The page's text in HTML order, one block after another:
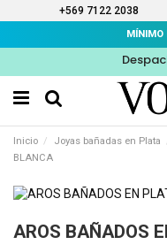
+569 7122 2038
MÍNIMO
Inicio Joyas bañadas en Plata
BLANCA
AROS BAÑADOS